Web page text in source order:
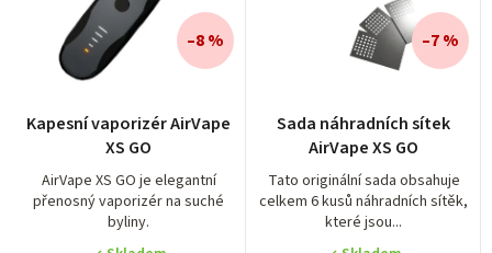
Kapesní vaporizér AirVape
XS GO
AirVape XS GO je elegantní
přenosný vaporizér na suché
byliny.
–8 %
Sada náhradních sítek
AirVape XS GO
Tato originální sada obsahuje
celkem 6 kusů náhradních sítěk,
které jsou...
–7 %